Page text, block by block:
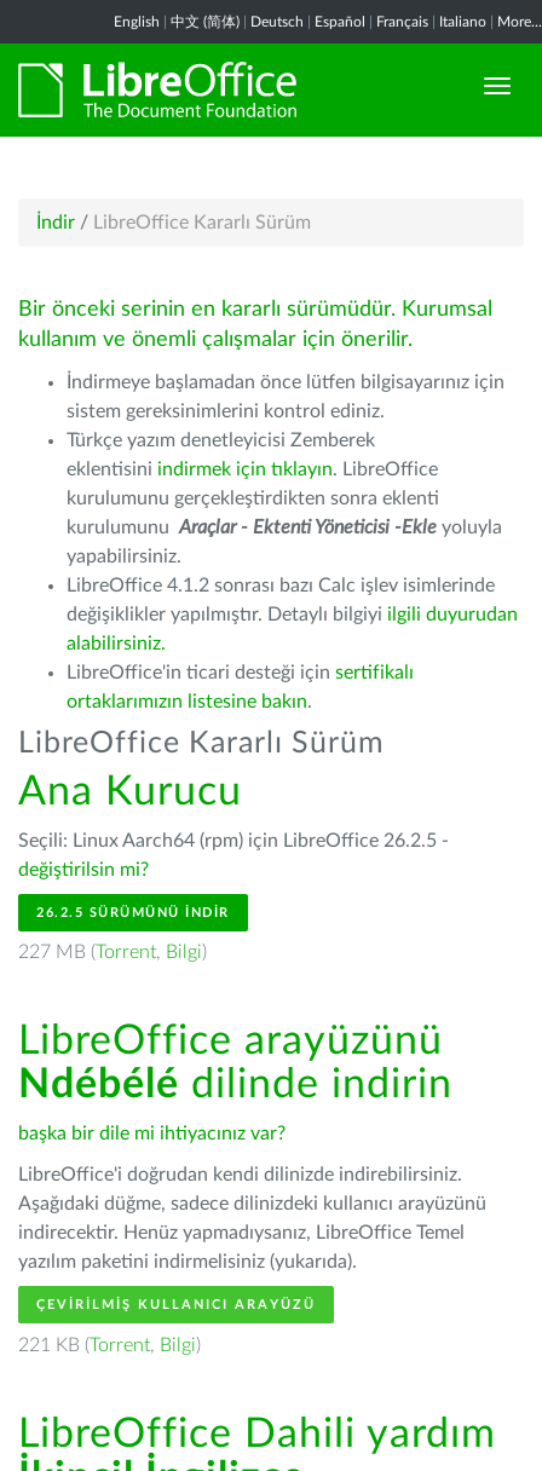
English 中文 (简体) Deutsch Español Français Italiano More...
İndir / LibreOffice Kararlı Sürüm
Bir önceki serinin en kararlı sürümüdür. Kurumsal
kullanım ve önemli çalışmalar için önerilir.
İndirmeye başlamadan önce lütfen bilgisayarınız için
sistem gereksinimlerini kontrol ediniz.
Türkçe yazım denetleyicisi Zemberek
eklentisini indirmek için tıklayın. LibreOffice
kurulumunu gerçekleştirdikten sonra eklenti
kurulumunu Araçlar - Ektenti Yöneticisi -Ekle yoluyla
yapabilirsiniz.
LibreOffice 4.1.2 sonrası bazı Calc işlev isimlerinde
değişiklikler yapılmıştır. Detaylı bilgiyi ilgili duyurudan
alabilirsiniz.
LibreOffice'in ticari desteği için sertifikalı
ortaklarımızın listesine bakın.
LibreOffice Kararlı Sürüm
Ana Kurucu
Seçili: Linux Aarch64 (rpm) için LibreOffice 26.2.5 -
değiştirilsin mi?
26.2.5 SÜRÜMÜNÜ İNDIR
227 MB (Torrent, Bilgi)
LibreOffice arayüzünü
Ndébélé dilinde indirin
başka bir dile mi ihtiyacınız var?
LibreOffice'i doğrudan kendi dilinizde indirebilirsiniz.
Aşağıdaki düğme, sadece dilinizdeki kullanıcı arayüzünü
indirecektir. Henüz yapmadıysanız, LibreOffice Temel
yazılım paketini indirmelisiniz (yukarıda).
ÇEVIRILMIŞ KULLANICI ARAYÜZÜ
221 KB (Torrent, Bilgi)
LibreOffice Dahili yardım